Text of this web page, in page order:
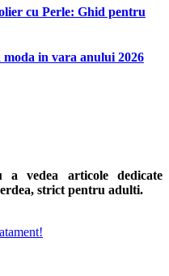
cu Perle: Ghid pentru
in vara anului 2026
a vedea articole dedicate
strict pentru adulti.